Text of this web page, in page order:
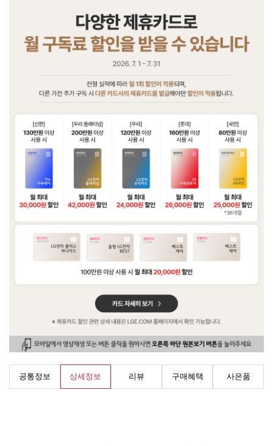
공통정보 상세정보 리뷰 구매혜택 사은품